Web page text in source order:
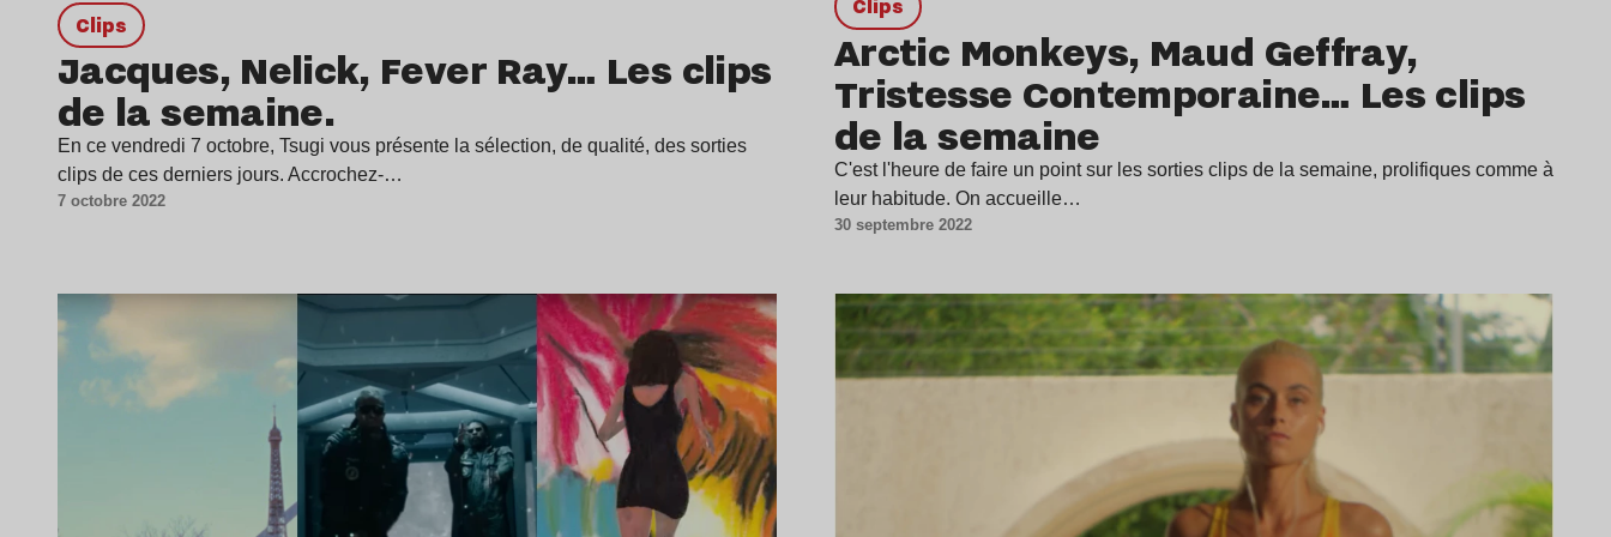
clips
Jacques, Nelick, Fever Ray… Les clips
de la semaine.
En ce vendredi 7 octobre, Tsugi vous présente la sélection, de qualité, des sorties
clips de ces derniers jours. Accrochez-…
7 octobre 2022
clips
Arctic Monkeys, Maud Geffray,
Tristesse Contemporaine… Les clips
de la semaine
C'est l'heure de faire un point sur les sorties clips de la semaine, prolifiques comme à
leur habitude. On accueille…
30 septembre 2022